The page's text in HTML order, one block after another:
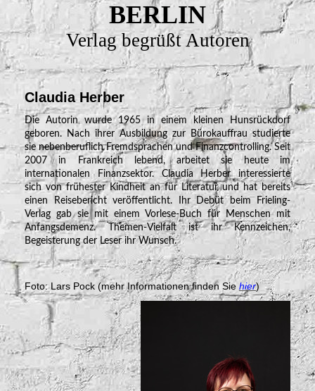
BERLIN
Verlag begrüßt Autoren
Claudia Herber
Die Autorin wurde 1965 in einem kleinen Hunsrückdorf
geboren. Nach ihrer Ausbildung zur Bürokauffrau studierte
sie nebenberuflich Fremdsprachen und Finanzcontrolling. Seit
2007 in Frankreich lebend, arbeitet sie heute im
internationalen Finanzsektor. Claudia Herber interessierte
sich von frühester Kindheit an für Literatur und hat bereits
einen Reisebericht veröffentlicht. Ihr Debüt beim Frieling-
Verlag gab sie mit einem Vorlese-Buch für Menschen mit
Anfangsdemenz. Themen-Vielfalt ist ihr Kennzeichen,
Begeisterung der Leser ihr Wunsch.
Foto: Lars Pock (mehr Informationen finden Sie hier)